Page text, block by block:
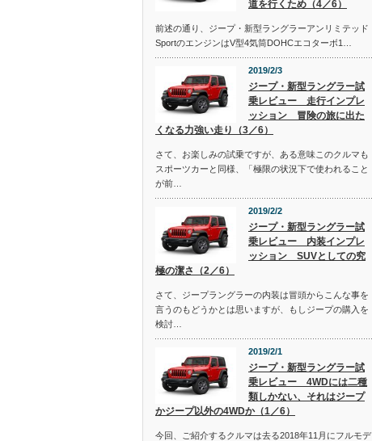
道を行くため（4／6）
前述の通り、ジープ・新型ラングラーアンリミテッド
SportのエンジンはV型4気筒DOHCエコターボ1…
2019/2/3
ジープ・新型ラングラー試
乗レビュー 走行インプレ
ッション 冒険の旅に出た
くなる力強い走り（3／6）
さて、お楽しみの試乗ですが、ある意味このクルマも
スポーツカーと同様、「極限の状況下で使われること
が前…
2019/2/2
ジープ・新型ラングラー試
乗レビュー 内装インプレ
ッション SUVとしての究
極の潔さ（2／6）
さて、ジープラングラーの内装は冒頭からこんな事を
言うのもどうかとは思いますが、もしジープの購入を
検討…
2019/2/1
ジープ・新型ラングラー試
乗レビュー 4WDには二種
類しかない、それはジープ
かジープ以外の4WDか（1／6）
今回、ご紹介するクルマは去る2018年11月にフルモデ